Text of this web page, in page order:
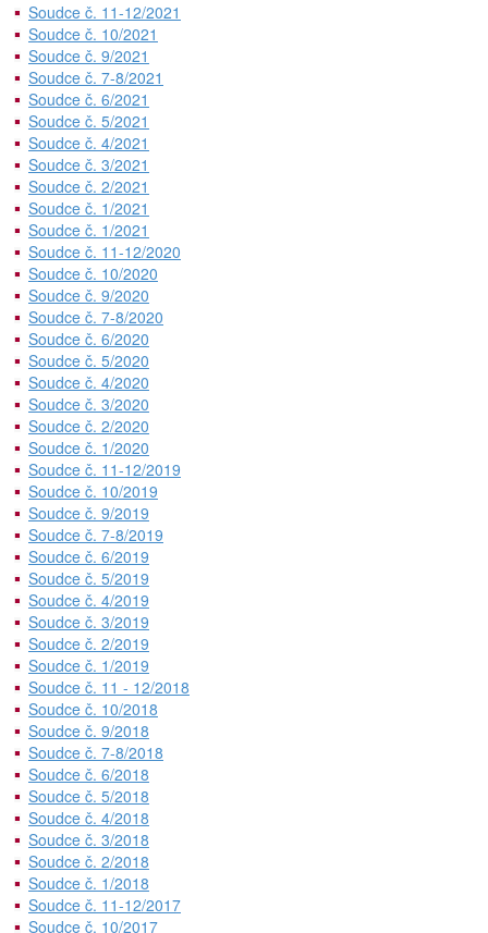
Soudce č. 11-12/2021
Soudce č. 10/2021
Soudce č. 9/2021
Soudce č. 7-8/2021
Soudce č. 6/2021
Soudce č. 5/2021
Soudce č. 4/2021
Soudce č. 3/2021
Soudce č. 2/2021
Soudce č. 1/2021
Soudce č. 1/2021
Soudce č. 11-12/2020
Soudce č. 10/2020
Soudce č. 9/2020
Soudce č. 7-8/2020
Soudce č. 6/2020
Soudce č. 5/2020
Soudce č. 4/2020
Soudce č. 3/2020
Soudce č. 2/2020
Soudce č. 1/2020
Soudce č. 11-12/2019
Soudce č. 10/2019
Soudce č. 9/2019
Soudce č. 7-8/2019
Soudce č. 6/2019
Soudce č. 5/2019
Soudce č. 4/2019
Soudce č. 3/2019
Soudce č. 2/2019
Soudce č. 1/2019
Soudce č. 11 - 12/2018
Soudce č. 10/2018
Soudce č. 9/2018
Soudce č. 7-8/2018
Soudce č. 6/2018
Soudce č. 5/2018
Soudce č. 4/2018
Soudce č. 3/2018
Soudce č. 2/2018
Soudce č. 1/2018
Soudce č. 11-12/2017
Soudce č. 10/2017